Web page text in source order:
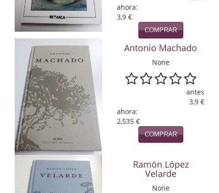
Física y Química
Física y química
Guerra Civil Española
Historia
historia
Infantil y juvenil
Infantil y juvenil. Nuevo!!
Infantil y juvenil. Nuevo!!!
Informática
ahora:
3,9 €
COMPRAR
Antonio Machado
None
antes
3,9 €
ahora:
2,535 €
COMPRAR
Ramón López
Velarde
None